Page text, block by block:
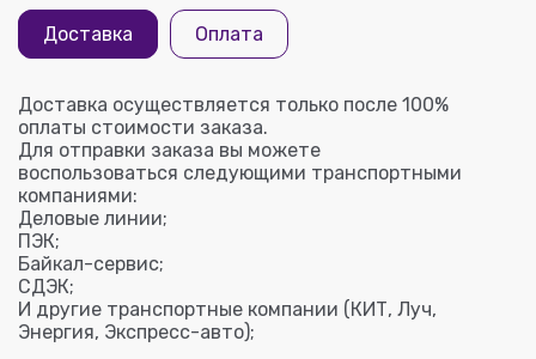
Доставка Оплата
Доставка осуществляется только после 100%
оплаты стоимости заказа.
Для отправки заказа вы можете
воспользоваться следующими транспортными
компаниями:
Деловые линии;
ПЭК;
Байкал-сервис;
СДЭК;
И другие транспортные компании (КИТ, Луч,
Энергия, Экспресс-авто);